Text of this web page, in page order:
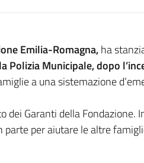
Emilia-Romagna,ha
Polizia Municipale, dopo
a una sistemazione
dei Garanti della
parte per aiutare le altre